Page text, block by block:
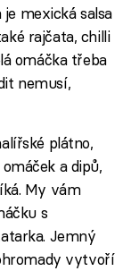
mexická salsa
rajčata, chilli
omáčka třeba
nemusí,
plátno,
a dipů,
My vám
s
Jemný
vytvoří